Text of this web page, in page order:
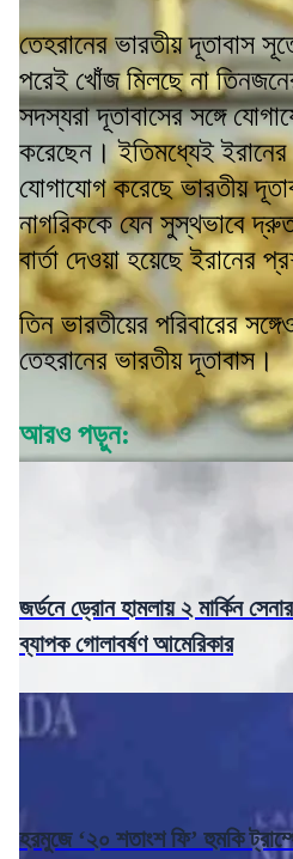
তেহরানের ভারতীয় দূতাবাস
পরেই খোঁজ মিলছে না
সদস্যরা দূতাবাসের সঙ্গে
করেছেন। ইতিমধ্যেই ইরানের
যোগাযোগ করেছে ভারতীয়
নাগরিককে যেন সুস্থভাবে
বার্তা দেওয়া হয়েছে ইরানের
তিন ভারতীয়ের পরিবারের
তেহরানের ভারতীয় দূতাবাস।
আরও পড়ুন:
জর্ডনে ড্রোন হামলায় ২ মার্কিন
ব্যাপক গোলাবর্ষণ আমেরিকার
হরমুজে ‘২০ শতাংশ ফি’ হুমকি